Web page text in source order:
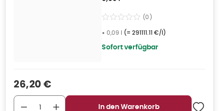
(0)
• 0,09 l (= 291111.11 €/l)
Sofort verfügbar
Verkaufspreis
26,20 €
In den Warenkorb